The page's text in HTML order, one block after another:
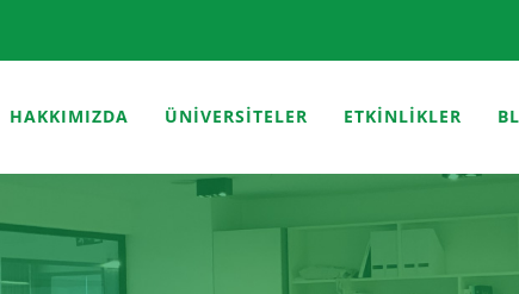
HAKKIMIZDA ÜNİVERSİTELER ETKİNLİKLER